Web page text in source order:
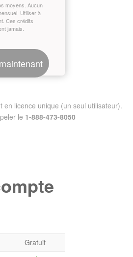
moyens. Aucun
Utiliser à
Ces crédits
jamais.
licence unique (un seul utilisateur).
le 1-888-473-8050
Gratuit